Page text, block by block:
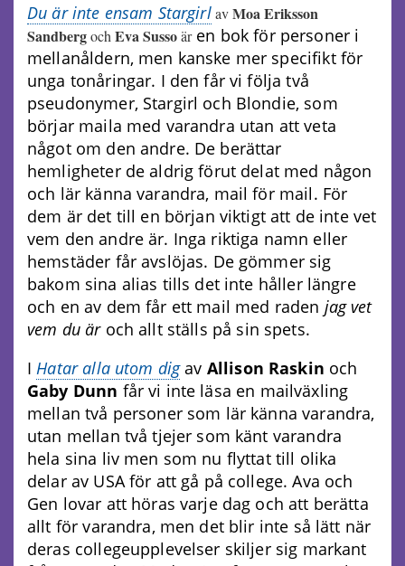
Du är inte ensam StargirlavMoa Eriksson
Sandbergoch Eva Sussoären bok för personer i
mellanåldern, men kanske mer specifikt för
unga tonåringar. I den får vi följa två
pseudonymer, Stargirl och Blondie, som
börjar maila med varandra utan att veta
något om den andre. De berättar
hemligheter de aldrig förut delat med någon
och lär känna varandra, mail för mail. För
dem är det till en början viktigt att de inte vet
vem den andre är. Inga riktiga namn eller
hemstäder får avslöjas. De gömmer sig
bakom sina alias tills det inte håller längre
och en av dem får ett mail med raden jag vet
vem du är och allt ställs på sin spets.
IHatar alla utom digav Allison Raskin och
Gaby Dunn får vi inte läsa en mailväxling
mellan två personer som lär känna varandra,
utan mellan två tjejer som känt varandra
hela sina liv men som nu flyttat till olika
delar av USA för att gå på college. Ava och
Gen lovar att höras varje dag och att berätta
allt för varandra, men det blir inte så lätt när
deras collegeupplevelser skiljer sig markant